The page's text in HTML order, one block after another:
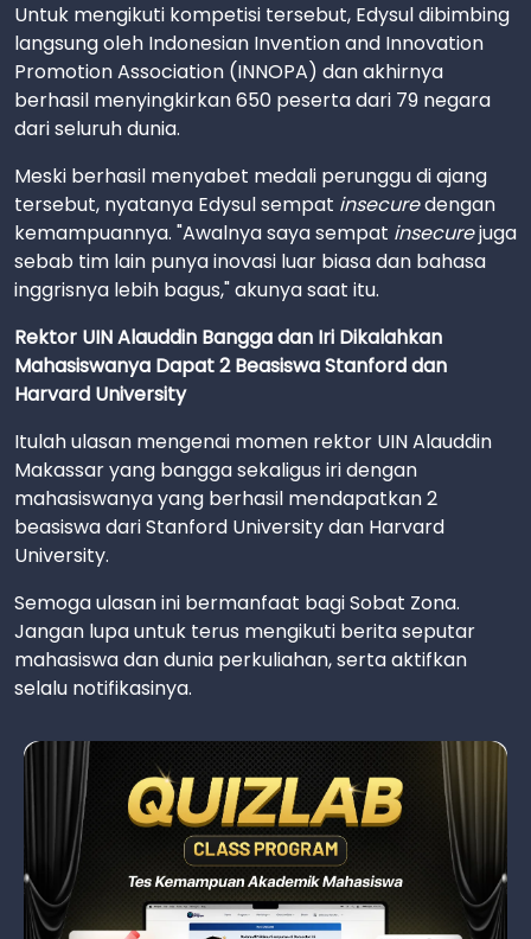
Untuk mengikuti kompetisi tersebut, Edysul dibimbing
langsung oleh Indonesian Invention and Innovation
Promotion Association (INNOPA) dan akhirnya
berhasil menyingkirkan 650 peserta dari 79 negara
dari seluruh dunia.
Meski berhasil menyabet medali perunggu di ajang
tersebut, nyatanya Edysul sempat insecuredengan
kemampuannya. "Awalnya saya sempat insecurejuga
sebab tim lain punya inovasi luar biasa dan bahasa
inggrisnya lebih bagus," akunya saat itu.
Rektor UIN Alauddin Bangga dan Iri Dikalahkan
Mahasiswanya Dapat 2 Beasiswa Stanford dan
Harvard University
Itulah ulasan mengenai momen rektor UIN Alauddin
Makassar yang bangga sekaligus iri dengan
mahasiswanya yang berhasil mendapatkan 2
beasiswa dari Stanford University dan Harvard
University.
Semoga ulasan ini bermanfaat bagi Sobat Zona.
Jangan lupa untuk terus mengikuti berita seputar
mahasiswa dan dunia perkuliahan, serta aktifkan
selalu notifikasinya.